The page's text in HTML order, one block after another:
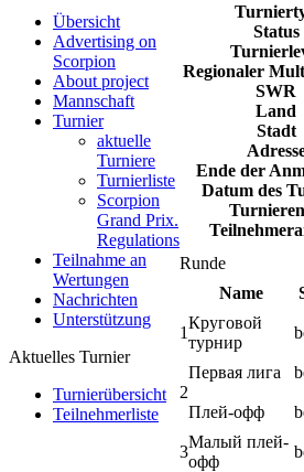
Übersicht
Advertising on
Scorpion
About project
Mannschaft
Turnier
aktuelle
Turniere
Turnierliste
Scorpion
Grand Prix.
Regulations
Teilnahme an
Wertungen
Nachrichten
Unterstützung
Aktuelles Turnier
Turnierübersicht
Teilnehmerliste
Status
Regionaler
SWR
Land
Stadt
Ende der
Datum des
Runde
Name
1
Круговой
турнир
2
Первая лига
Плей-офф
3
Малый плей-
офф